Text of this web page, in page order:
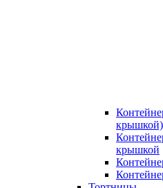
крышкой)
крышкой